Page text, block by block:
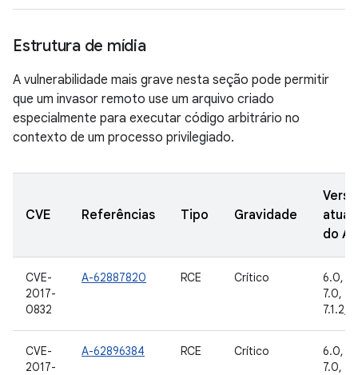
Estrutura de mídia
A vulnerabilidade mais grave nesta seção pode permitir
que um invasor remoto use um arquivo criado
especialmente para executar código arbitrário no
contexto de um processo privilegiado.
CVE Referências Tipo Gravidade
do
CVE-
2017-
0832
A-62887820 RCE Crítico
6.0,
7.0,
7.1.2,
CVE-
2017-
A-62896384 RCE Crítico
6.0,
7.0,